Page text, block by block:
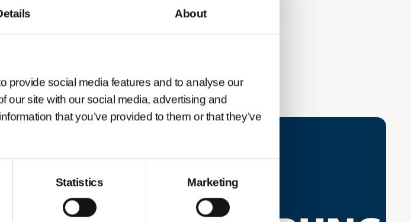
About
provide social media features and to analyse our
our site with our social media, advertising and
that you’ve provided to them or that they’ve
Statistics Marketing
KABELLOS MODERNISIEREN